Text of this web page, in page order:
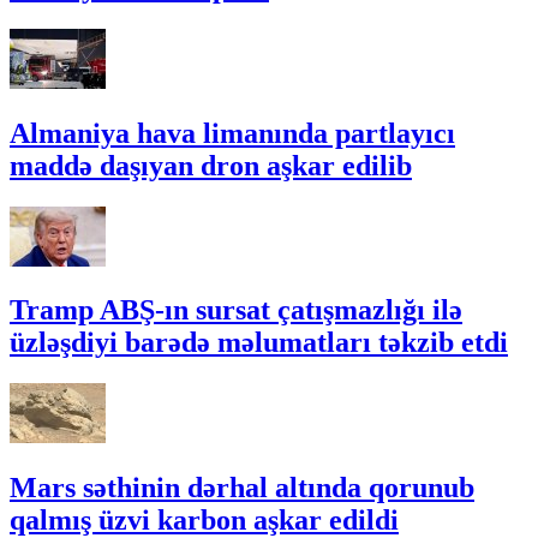
Almaniya hava limanında partlayıcı
maddə daşıyan dron aşkar edilib
Tramp ABŞ-ın sursat çatışmazlığı ilə
üzləşdiyi barədə məlumatları təkzib etdi
Mars səthinin dərhal altında qorunub
qalmış üzvi karbon aşkar edildi